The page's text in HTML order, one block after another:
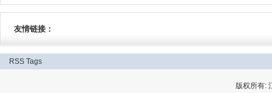
友情链接：
RSS Tags
版权所有: